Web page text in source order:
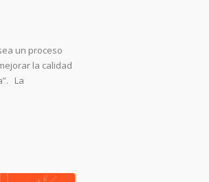
un proceso
la calidad
La